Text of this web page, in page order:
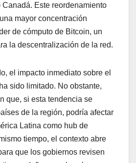
Canadá. Este reordenamiento
mayor concentración
de cómputo de Bitcoin, un
la descentralización de la red.
el impacto inmediato sobre el
sido limitado. No obstante,
que, si esta tendencia se
de la región, podría afectar
Latina como hub de
tiempo, el contexto abre
que los gobiernos revisen